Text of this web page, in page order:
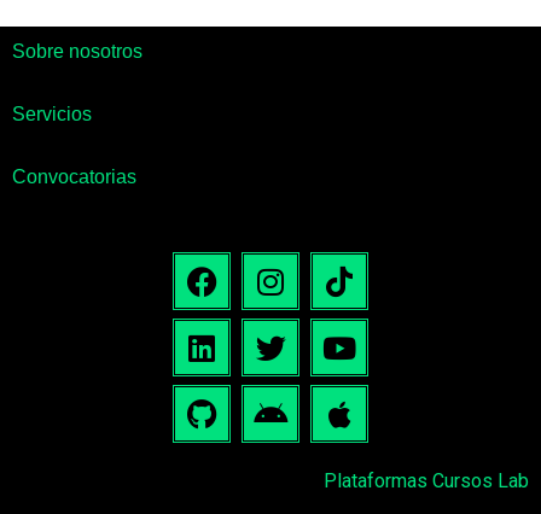
Sobre nosotros
Servicios
Convocatorias
Plataformas Cursos Lab